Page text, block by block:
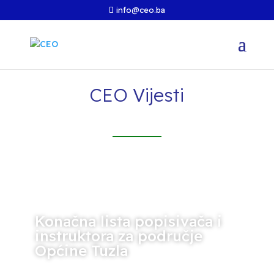
info@ceo.ba
CEO Vijesti
Konačna lista popisivača i
instruktora za područje
Općine Tuzla